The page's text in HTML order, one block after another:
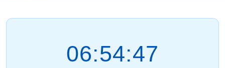
06:54:47